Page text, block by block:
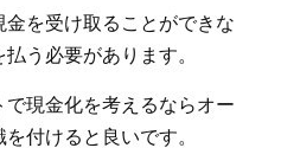
を受け取ることができな
う必要があります。
現金化を考えるならオー
付けると良いです。